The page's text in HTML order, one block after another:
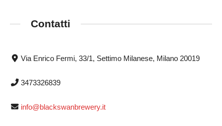
Contatti
Via Enrico Fermi, 33/1, Settimo Milanese, Milano 20019
3473326839
info@blackswanbrewery.it